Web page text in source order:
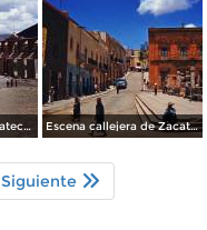
El Acueducto de Zacatecas 1958. Escena callejera de Zacatecas 1958.
Siguiente